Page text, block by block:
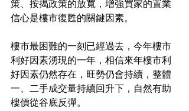
策、按揭政策的放寬，增強買家的置業
信心是樓市復甦的關鍵因素。
樓市最困難的一刻已經過去，今年樓市
利好因素湧現的一年，相信來年樓市利
好因素仍然存在，旺勢仍會持續，整體
一、二手成交量持續回升下，自然有助
樓價從谷底反彈。